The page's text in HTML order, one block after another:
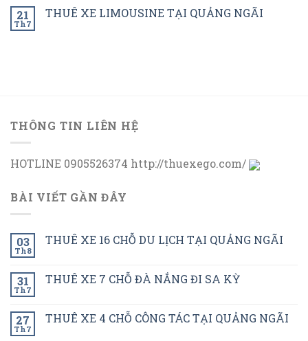
21
Th7
THUÊ XE LIMOUSINE TẠI QUẢNG NGÃI
THÔNG TIN LIÊN HỆ
HOTLINE 0905526374 http://thuexego.com/
BÀI VIẾT GẦN ĐÂY
03
Th8
THUÊ XE 16 CHỖ DU LỊCH TẠI QUẢNG NGÃI
31
Th7
THUÊ XE 7 CHỖ ĐÀ NẮNG ĐI SA KỲ
27
Th7
THUÊ XE 4 CHỖ CÔNG TÁC TẠI QUẢNG NGÃI